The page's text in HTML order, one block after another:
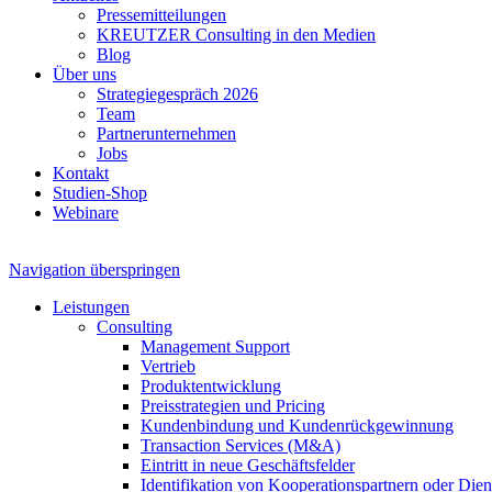
Pressemitteilungen
KREUTZER Consulting in den Medien
Blog
Über uns
Strategiegespräch 2026
Team
Partnerunternehmen
Jobs
Kontakt
Studien-Shop
Webinare
Navigation überspringen
Leistungen
Consulting
Management Support
Vertrieb
Produktentwicklung
Preisstrategien und Pricing
Kundenbindung und Kundenrückgewinnung
Transaction Services (M&A)
Eintritt in neue Geschäftsfelder
Identifikation von Kooperationspartnern oder